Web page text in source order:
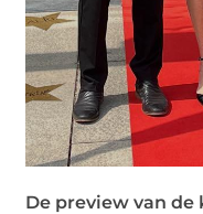
De preview van